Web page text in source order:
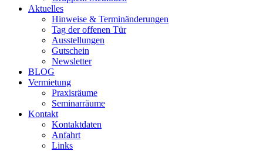
Aktuelles
Hinweise & Terminänderungen
Tag der offenen Tür
Ausstellungen
Gutschein
Newsletter
BLOG
Vermietung
Praxisräume
Seminarräume
Kontakt
Kontaktdaten
Anfahrt
Links